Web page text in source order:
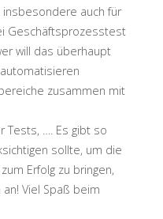
insbesondere auch für
Geschäftsprozesstest
will das überhaupt
zusammen mit
Tests, …. Es gibt so
sollte, um die
Erfolg zu bringen,
Viel Spaß beim